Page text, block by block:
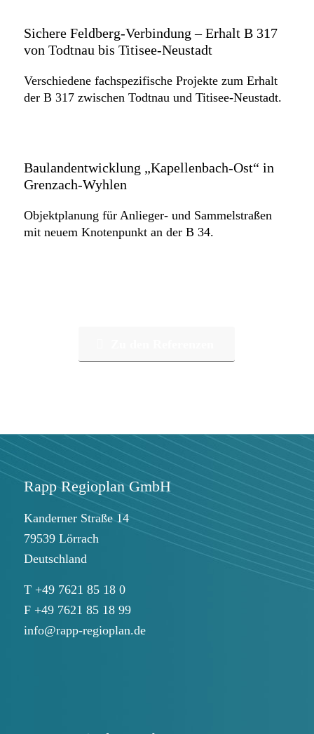
Sichere Feldberg-Verbindung – Erhalt B 317
von Todtnau bis Titisee-Neustadt
Verschiedene fachspezifische Projekte zum Erhalt
der B 317 zwischen Todtnau und Titisee-Neustadt.
Baulandentwicklung „Kapellenbach-Ost“ in
Grenzach-Wyhlen
Objektplanung für Anlieger- und Sammelstraßen
mit neuem Knotenpunkt an der B 34.
Rapp Regioplan GmbH
Kanderner Straße 14
79539 Lörrach
Deutschland
T +49 7621 85 18 0
F +49 7621 85 18 99
info@rapp-regioplan.de